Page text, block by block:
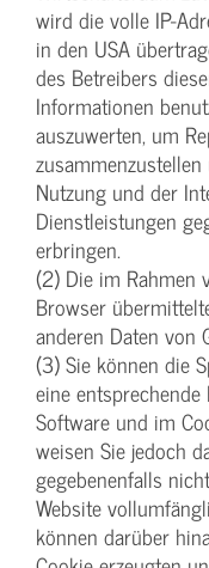
wird die volle IP-
in den USA
des Betreibers
Informationen
auszuwerten, um
Nutzung und der
Dienstleistungen
erbringen.
(2) Die im Rahmen
Browser
anderen Daten von
(3) Sie können die
eine
Software und im
weisen Sie jedoch
gegebenenfalls
Website
können darüber